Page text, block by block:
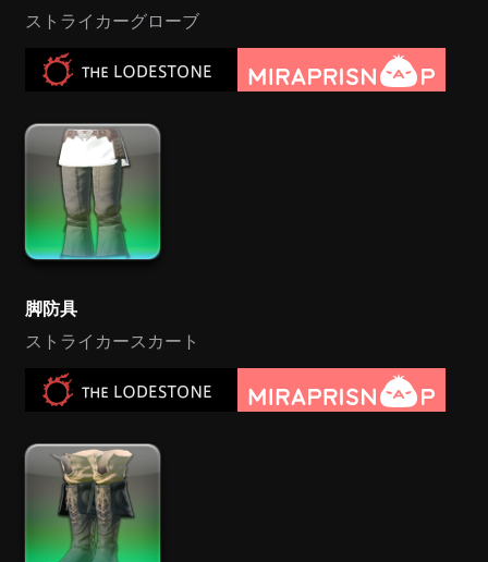
ストライカーグローブ
脚防具
ストライカースカート